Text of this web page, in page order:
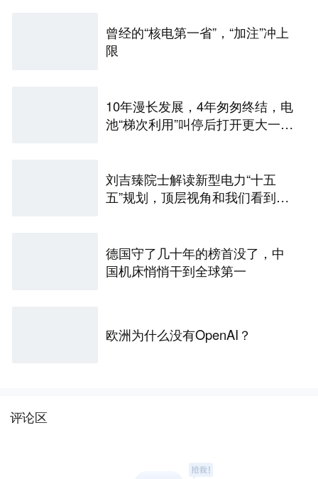
曾经的“核电第一省”，“加注”冲上
限
10年漫长发展，4年匆匆终结，电
池“梯次利用”叫停后打开更大一扇
刘吉臻院士解读新型电力“十五
五”规划，顶层视角和我们看到
德国守了几十年的榜首没了，中
国机床悄悄干到全球第一
欧洲为什么没有OpenAI？
评论区